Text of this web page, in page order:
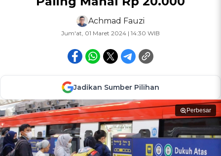
Achmad Fauzi
Jum'at, 01 Maret 2024 | 14:30 WIB
Jadikan Sumber Pilihan
Perbesar